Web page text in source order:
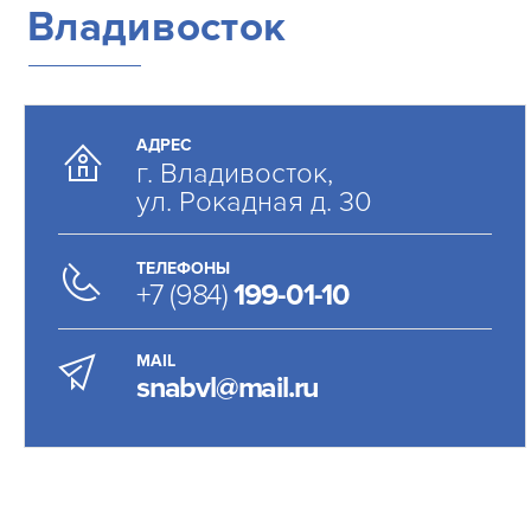
Владивосток
АДРЕС
г. Владивосток,
ул. Рокадная д. 30
ТЕЛЕФОНЫ
+7 (984)199-01-10
MAIL
snabvl@mail.ru